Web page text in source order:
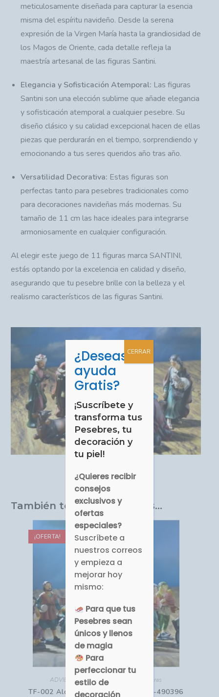
meticulosamente diseñada para capturar la esencia
misma del espíritu navideño. Desde la serena
expresión de la Virgen María hasta la grandiosidad de
los Magos de Oriente, cada detalle refleja la
maestría artesanal de las figuras Santini.
Elegancia y Sofisticación Atemporal: Las figuras
Santini son una elección sublime que añade elegancia
y sofisticación atemporal a cualquier pesebre. Su
diseño clásico y su calidad excepcional hacen de ellas
piezas que perdurarán en el tiempo, sorprendiendo y
emocionando a tus seres queridos año tras año.
Versatilidad Decorativa: Estas figuras son
perfectas tanto para pesebres tradicionales como
para decoraciones navideñas más modernas. Su
tamaño de 11 cm las hace ideales para integrarse
armoniosamente en cualquier configuración.
Al elegir este juego de 11 figuras marca SANTINI,
estás optando por la excelencia en calidad y diseño,
asegurando que tu pesebre brille con la belleza y el
realismo característicos de las figuras Santini.
También te recomendamos…
¡OFERTA!
ADVIENTO - NAVIDAD Figuras
TF-002 Aldeanos Clásico 11cm 026-490396
¿Deseas
ayuda
Gratis?
¡Suscríbete y
transforma tus
Pesebres, tu
decoración y
tu piel!
¿Quieres recibir
consejos
exclusivos y
ofertas
especiales?
Suscríbete a
nuestros correos
y empieza a
mejorar hoy
mismo:
Para que tus
Pesebres sean
únicos y llenos
de magia
Para
perfeccionar tu
estilo de
CERRAR